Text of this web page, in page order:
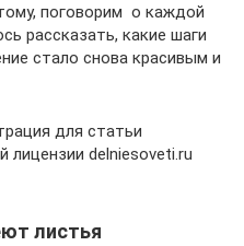
поговорим о каждой
рассказать, какие шаги
стало снова красивым и
для статьи
лицензии delniesoveti.ru
листья